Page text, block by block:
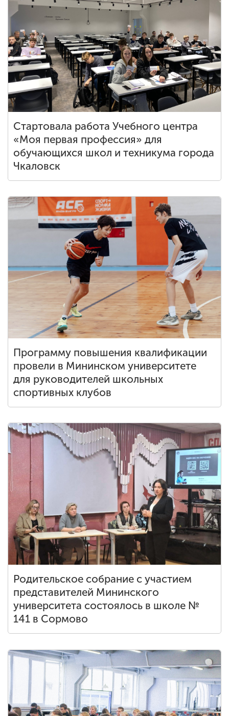
Стартовала работа Учебного центра
«Моя первая профессия» для
обучающихся школ и техникума города
Чкаловск
Программу повышения квалификации
провели в Мининском университете
для руководителей школьных
спортивных клубов
Родительское собрание с участием
представителей Мининского
университета состоялось в школе №
141 в Сормово